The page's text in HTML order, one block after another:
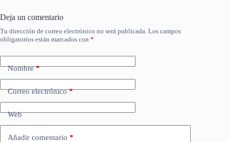
Deja un comentario
Tu dirección de correo electrónico no será publicada. Los campos
obligatorios están marcados con *
Nombre*
Correo electrónico*
Web
Añadir comentario *